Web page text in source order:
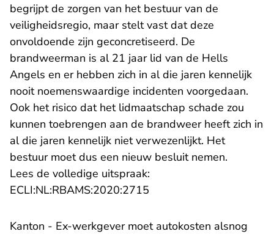
begrijpt de zorgen van het bestuur van de
veiligheidsregio, maar stelt vast dat deze
onvoldoende zijn geconcretiseerd. De
brandweerman is al 21 jaar lid van de Hells
Angels en er hebben zich in al die jaren kennelijk
nooit noemenswaardige incidenten voorgedaan.
Ook het risico dat het lidmaatschap schade zou
kunnen toebrengen aan de brandweer heeft zich in
al die jaren kennelijk niet verwezenlijkt. Het
bestuur moet dus een nieuw besluit nemen.
Lees de volledige uitspraak:
ECLI:NL:RBAMS:2020:2715
Kanton - Ex-werkgever moet autokosten alsnog